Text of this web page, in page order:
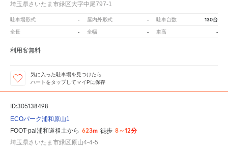
埼玉県さいたま市緑区大字中尾797-1
駐車場形式 - 屋内外形式 - 駐車台数 130台
全長 - 全幅 - 車高 -
利用客無料
気に入った駐車場を見つけたら
ハートをタップしてマイPに保存
ID:305138498
ECOパーク浦和原山1
FOOT-pal浦和道祖土から 623m 徒歩 8～12分
埼玉県さいたま市緑区原山4-4-5